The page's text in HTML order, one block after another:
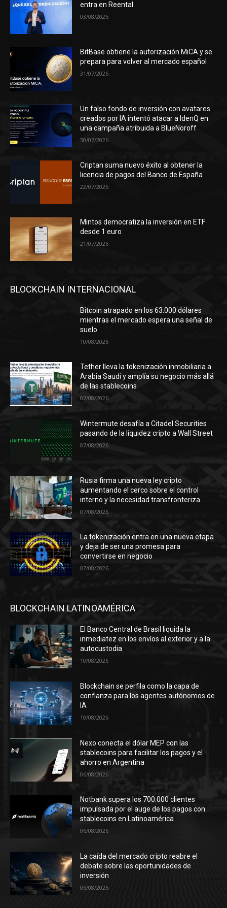
entra en Reental
03/08/2026
BitBase obtiene la autorización MiCA y se
prepara para volver al mercado español
31/07/2026
Un falso fondo de inversión con avatares
creados por IA intentó atacar a IdenQ en
una campaña atribuida a BlueNoroff
30/07/2026
Criptan suma nuevo éxito al obtener la
licencia de pagos del Banco de España
22/07/2026
Mintos democratiza la inversión en ETF
desde 1 euro
21/07/2026
BLOCKCHAIN INTERNACIONAL
Bitcoin atrapado en los 63.000 dólares
mientras el mercado espera una señal de
suelo
10/08/2026
Tether lleva la tokenización inmobiliaria a
Arabia Saudí y amplía su negocio más allá
de las stablecoins
07/08/2026
Wintermute desafía a Citadel Securities
pasando de la liquidez cripto a Wall Street
07/08/2026
Rusia firma una nueva ley cripto
aumentando el cerco sobre el control
interno y la necesidad transfronteriza
07/08/2026
La tokenización entra en una nueva etapa
y deja de ser una promesa para
convertirse en negocio
07/08/2026
BLOCKCHAIN LATINOAMÉRICA
El Banco Central de Brasil liquida la
inmediatez en los envíos al exterior y a la
autocustodia
10/08/2026
Blockchain se perfila como la capa de
confianza para los agentes autónomos de
IA
10/08/2026
Nexo conecta el dólar MEP con las
stablecoins para facilitar los pagos y el
ahorro en Argentina
06/08/2026
Notbank supera los 700.000 clientes
impulsada por el auge de los pagos con
stablecoins en Latinoamérica
06/08/2026
La caída del mercado cripto reabre el
debate sobre las oportunidades de
inversión
05/08/2026